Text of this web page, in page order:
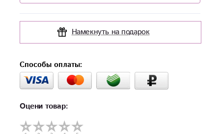
Намекнуть на подарок
Способы оплаты:
Оцени товар: